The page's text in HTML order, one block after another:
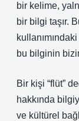
bir kelime,
bir bilgi taşır.
kullanımındaki
bu bilginin
Bir kişi “flüt”
hakkında
ve kültürel